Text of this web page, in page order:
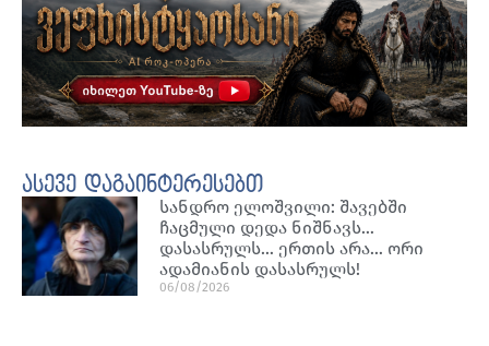
ასევე დაგაინტერესებთ
სანდრო ელოშვილი: შავებში
ჩაცმული დედა ნიშნავს…
დასასრულს… ერთის არა… ორი
ადამიანის დასასრულს!
06/08/2026